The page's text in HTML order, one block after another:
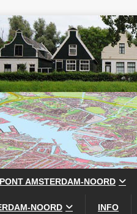
PONT AMSTERDAM-NOORD
NOORD INFO